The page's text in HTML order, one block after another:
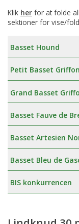
Klik her for at folde
sektioner for vise/
Basset Hound
Petit Basset
Grand Basset
Basset Fauve de
Basset Artesien
Basset Bleu de
BIS konkurrencen